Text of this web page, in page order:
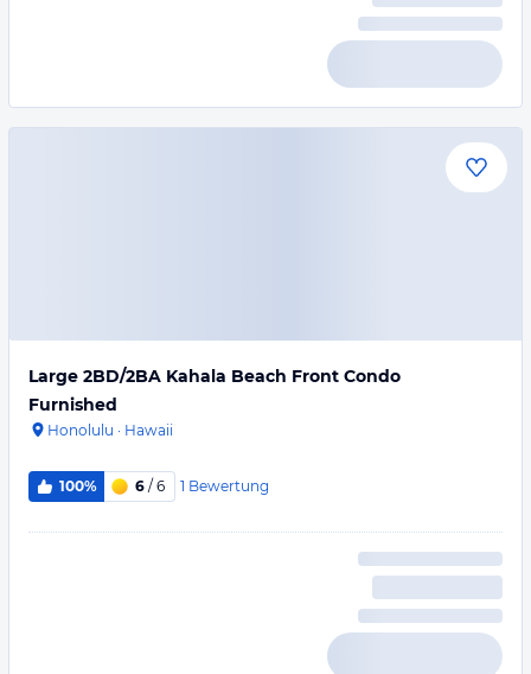
Large 2BD/2BA Kahala Beach Front Condo
Furnished
Honolulu · Hawaii
100% 6 / 6 1 Bewertung